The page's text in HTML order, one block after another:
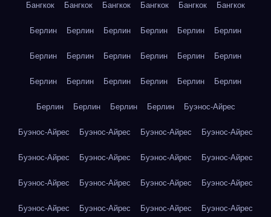
Бангкок Бангкок Бангкок Бангкок Бангкок Бангкок
Берлин Берлин Берлин Берлин Берлин Берлин
Берлин Берлин Берлин Берлин Берлин Берлин
Берлин Берлин Берлин Берлин Берлин Берлин
Берлин Берлин Берлин Берлин Буэнос-Айрес
Буэнос-Айрес Буэнос-Айрес Буэнос-Айрес Буэнос-Айрес
Буэнос-Айрес Буэнос-Айрес Буэнос-Айрес Буэнос-Айрес
Буэнос-Айрес Буэнос-Айрес Буэнос-Айрес Буэнос-Айрес
Буэнос-Айрес Буэнос-Айрес Буэнос-Айрес Буэнос-Айрес